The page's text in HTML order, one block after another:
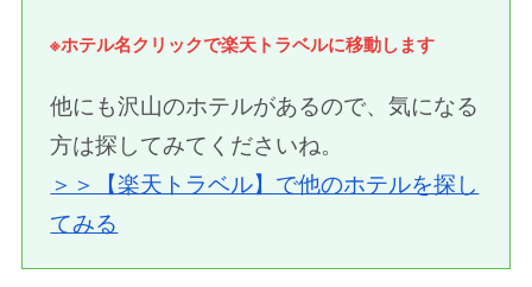
※ホテル名クリックで楽天トラベルに移動します
他にも沢山のホテルがあるので、気になる
方は探してみてくださいね。
＞＞【楽天トラベル】で他のホテルを探し
てみる